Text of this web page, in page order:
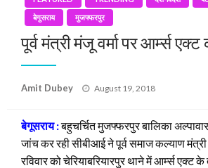
बेगुसराय
मुजफ्फरपुर
पूर्व मंत्री मंजू वर्मा पर आर्म्स एक्ट
Amit Dubey
Posted
August 19, 2018
बेगूसराय :बहुचर्चित मुजफ्फरपुर बालिका
जांच कर रही सीबीआई ने पूर्व समाज कल्याण
रविवार को चेरियाबरियारपुर थाने में आर्म्स एक्ट